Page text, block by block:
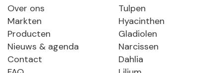
Over ons
Markten
Producten
Nieuws & agenda
Contact
Tulpen
Hyacinthen
Gladiolen
Narcissen
Dahlia